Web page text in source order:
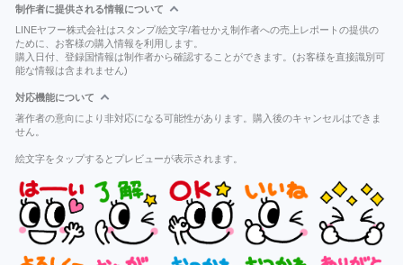
制作者に提供される情報について
LINEヤフー株式会社はスタンプ/絵文字/着せかえ制作者への売上レポートの提供の
ために、お客様の購入情報を利用します。
購入日付、登録国情報は制作者から確認することができます。(お客様を直接識別可
能な情報は含まれません)
対応機能について
著作者の意向により非対応になる可能性があります。購入後のキャンセルはできま
せん。
絵文字をタップするとプレビューが表示されます。